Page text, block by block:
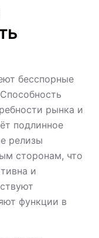
бесспорные
рынка и
подлинное
релизы
сторонам, что
и
функции в